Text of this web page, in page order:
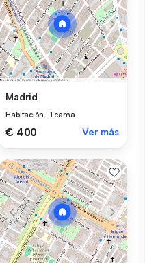
Madrid
Habitación 1 cama
€ 400 Ver más